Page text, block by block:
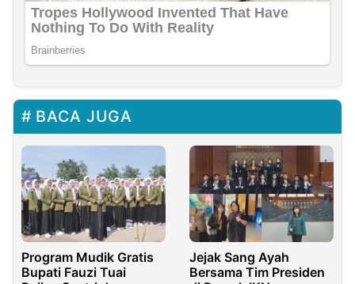
BACA JUGA
Program Mudik Gratis
Bupati Fauzi Tuai
Jejak Sang Ayah
Bersama Tim Presiden